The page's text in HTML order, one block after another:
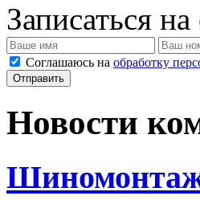
Записаться на
Соглашаюсь на обработку
Новости